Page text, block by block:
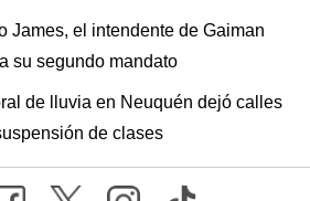
James, el intendente de Gaiman
su segundo mandato
de lluvia en Neuquén dejó calles
de clases